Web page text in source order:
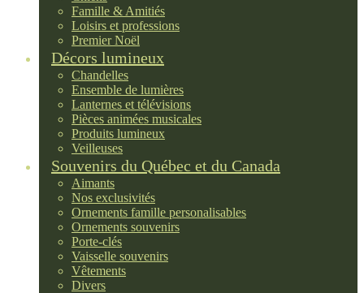
Famille & Amitiés
Loisirs et professions
Premier Noël
Décors lumineux
Chandelles
Ensemble de lumières
Lanternes et télévisions
Pièces animées musicales
Produits lumineux
Veilleuses
Souvenirs du Québec et du Canada
Aimants
Nos exclusivités
Ornements famille personalisables
Ornements souvenirs
Porte-clés
Vaisselle souvenirs
Vêtements
Divers